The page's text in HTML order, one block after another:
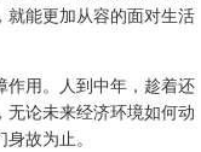
就能更加从容的面对生活
用。人到中年，趁着还
无论未来经济环境如何动
故为止。